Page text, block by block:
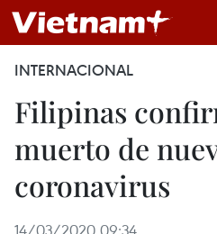
INTERNACIONAL
Filipinas
muerto de
coronavirus